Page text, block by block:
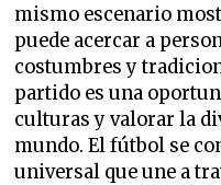
mismo escenario
puede acercar a
costumbres y
partido es una
culturas y valorar la
mundo. El fútbol se
universal que une a